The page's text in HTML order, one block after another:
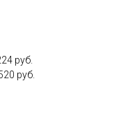
руб.
руб.